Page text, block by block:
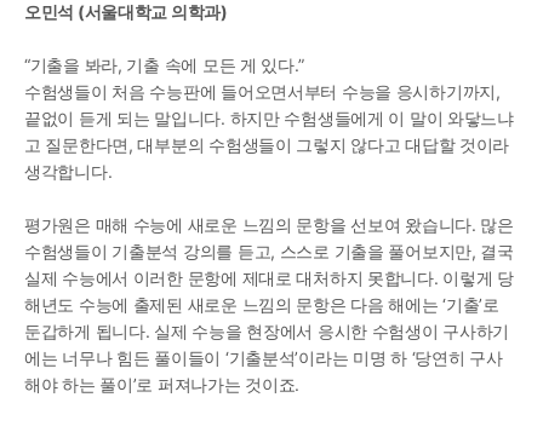
오민석 (서울대학교 의학과)
“기출을 봐라, 기출 속에 모든 게 있다.”
수험생들이 처음 수능판에 들어오면서부터 수능을 응시하기까지,
끝없이 듣게 되는 말입니다. 하지만 수험생들에게 이 말이 와닿느냐
고 질문한다면, 대부분의 수험생들이 그렇지 않다고 대답할 것이라
생각합니다.
평가원은 매해 수능에 새로운 느낌의 문항을 선보여 왔습니다. 많은
수험생들이 기출분석 강의를 듣고, 스스로 기출을 풀어보지만, 결국
실제 수능에서 이러한 문항에 제대로 대처하지 못합니다. 이렇게 당
해년도 수능에 출제된 새로운 느낌의 문항은 다음 해에는 ‘기출’로
둔갑하게 됩니다. 실제 수능을 현장에서 응시한 수험생이 구사하기
에는 너무나 힘든 풀이들이 ‘기출분석’이라는 미명 하 ‘당연히 구사
해야 하는 풀이’로 퍼져나가는 것이죠.